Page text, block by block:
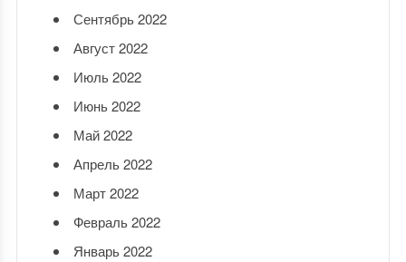
Сентябрь 2022
Август 2022
Июль 2022
Июнь 2022
Май 2022
Апрель 2022
Март 2022
Февраль 2022
Январь 2022